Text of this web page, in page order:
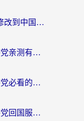
在缅甸用企鹅FM怎么把定位修改到中国国内？海外党解决地域限制的实用指南
咪咕视频国外看不了吗？海外党亲测有效的回国加速解决方案
韩国怎么打不开粤商通？海外党必看的回国加速器选择指南（附加拿大农行俄罗斯有缘网解决方案）
泰国怎么打不开郑好办？海外党回国服务+影音追剧全搞定的实用指南